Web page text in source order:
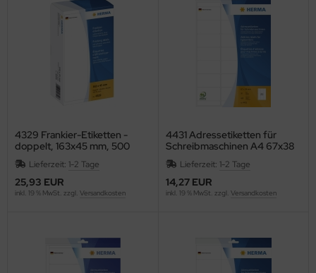
4329 Frankier-Etiketten -
doppelt, 163x45 mm, 500
Stück
Lieferzeit: 1-2 Tage
25,93 EUR
inkl. 19 % MwSt. zzgl. Versandkosten
4431 Adressetiketten für
Schreibmaschinen A4 67x38
mmPapier matt Ecken rund
420 St.Lieferzeit: 1-2 Tage
14,27 EUR
inkl. 19 % MwSt. zzgl. Versandkosten
EXCELLENCE